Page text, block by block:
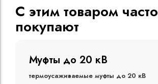
С этим товаром часто
покупают
Муфты до 10 кВ
Термоусаживаемые муфты до 10 кВ